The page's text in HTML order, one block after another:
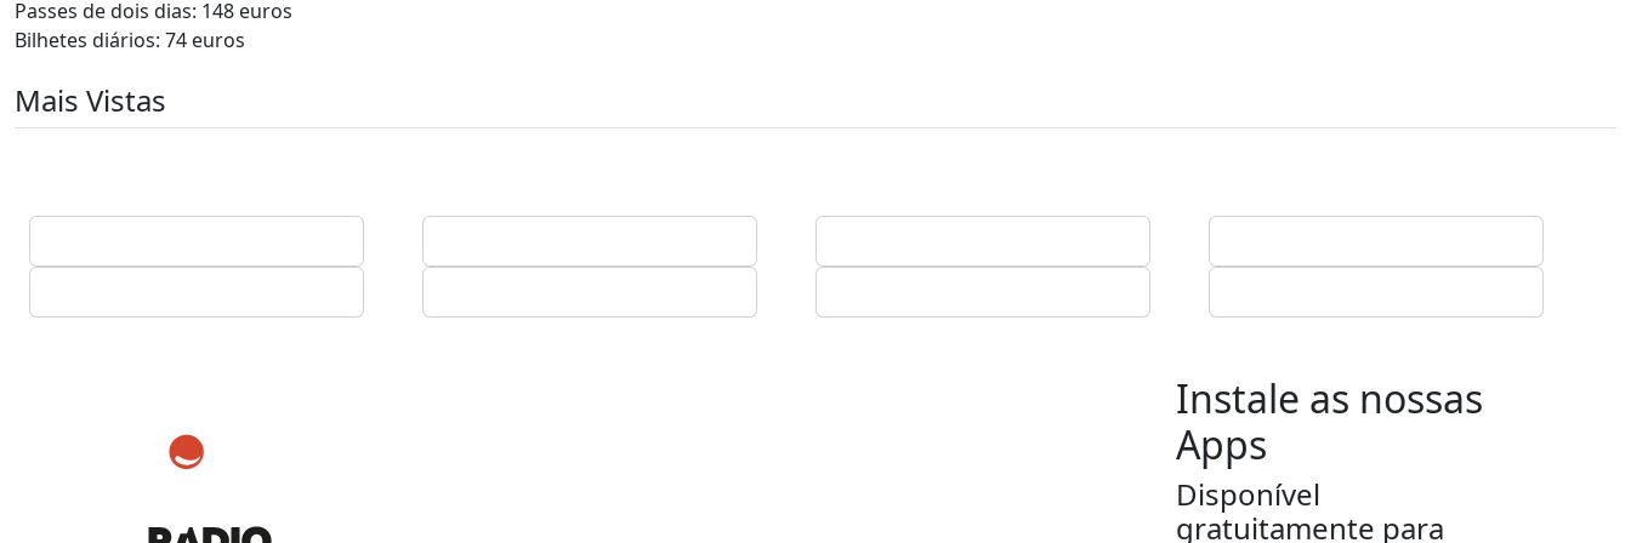
Passes de dois dias: 148 euros
Bilhetes diários: 74 euros
Mais Vistas
Instale as nossas
Apps
Disponível
gratuitamente para